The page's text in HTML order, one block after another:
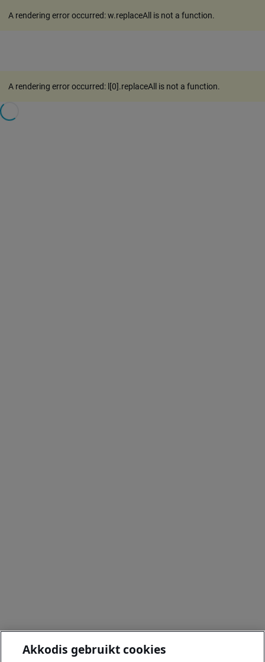
A rendering error occurred:w.replaceAll is not a function.
A rendering error occurred: l[0].replaceAll is not a function.
Akkodis gebruikt cookies